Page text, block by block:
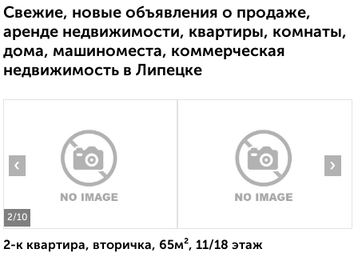
Свежие, новые объявления о продаже,
аренде недвижимости, квартиры, комнаты,
дома, машиноместа, коммерческая
недвижимость в Липецке
2/10
‹ ›
2-к квартира, вторичка, 65м², 11/18 этаж